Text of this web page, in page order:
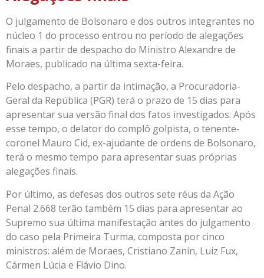
O julgamento de Bolsonaro e dos outros integrantes no
núcleo 1 do processo entrou no período de alegações
finais a partir de despacho do Ministro Alexandre de
Moraes, publicado na última sexta-feira.
Pelo despacho, a partir da intimação, a Procuradoria-
Geral da República (PGR) terá o prazo de 15 dias para
apresentar sua versão final dos fatos investigados. Após
esse tempo, o delator do complô golpista, o tenente-
coronel Mauro Cid, ex-ajudante de ordens de Bolsonaro,
terá o mesmo tempo para apresentar suas próprias
alegações finais.
Por último, as defesas dos outros sete réus da Ação
Penal 2.668 terão também 15 dias para apresentar ao
Supremo sua última manifestação antes do julgamento
do caso pela Primeira Turma, composta por cinco
ministros: além de Moraes, Cristiano Zanin, Luiz Fux,
Cármen Lúcia e Flávio Dino.